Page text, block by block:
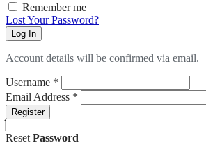
Remember me
Lost Your Password?
Log In
Account details will be confirmed via email.
Username *
Email Address *
Register
Reset Password